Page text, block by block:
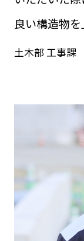
良い構造物
土木部 工事課